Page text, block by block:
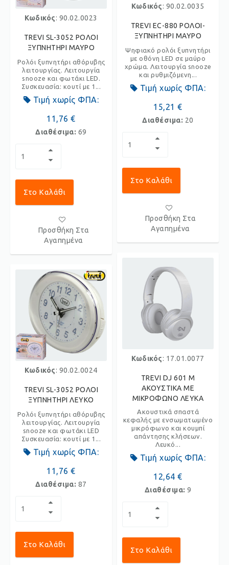
Κωδικός: 90.02.0023
TREVI SL-3052 ΡΟΛΟΙ
ΞΥΠΝΗΤΗΡΙ ΜΑΥΡΟ
Ρολόι ξυπνητήρι αθόρυβης
λειτουργίας. Λειτουργία
snooze και φωτάκι LED.
Συσκευασία: κουτί με 1...
Τιμή χωρίς ΦΠΑ:
11,76 €
Διαθέσιμα: 69
Στο Καλάθι
Προσθήκη Στα
Αγαπημένα
Κωδικός: 90.02.0024
TREVI SL-3052 ΡΟΛΟΙ
ΞΥΠΝΗΤΗΡΙ ΛΕΥΚΟ
Ρολόι ξυπνητήρι αθόρυβης
λειτουργίας. Λειτουργία
snooze και φωτάκι LED
Συσκευασία: κουτί με 1...
Τιμή χωρίς ΦΠΑ:
11,76 €
Διαθέσιμα: 87
Στο Καλάθι
Κωδικός: 90.02.0035
TREVI EC-880 ΡΟΛΟΙ-
ΞΥΠΝΗΤΗΡΙ ΜΑΥΡΟ
Ψηφιακό ρολόι ξυπνητήρι
με οθόνη LED σε μαύρο
χρώμα. Λειτουργία snooze
και ρυθμιζόμενη...
Τιμή χωρίς ΦΠΑ:
15,21 €
Διαθέσιμα: 20
Στο Καλάθι
Προσθήκη Στα
Αγαπημένα
Κωδικός: 17.01.0077
TREVI DJ 601 M
ΑΚΟΥΣΤΙΚΑ ΜΕ
ΜΙΚΡΟΦΩΝΟ ΛΕΥΚΑ
Ακουστικά σπαστά
κεφαλής με ενσωματωμένο
μικρόφωνο και κουμπί
απάντησης κλήσεων.
Λευκό...
Τιμή χωρίς ΦΠΑ:
12,64 €
Διαθέσιμα: 9
Στο Καλάθι